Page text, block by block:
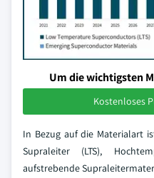
Um die wichtigsten
Kostenloses
In Bezug auf die Materialart
Supraleiter (LTS),
aufstrebende